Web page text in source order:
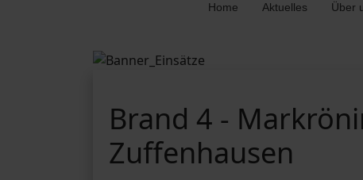
Home Aktuelles Über
Brand 4 -
Zuffenhausen